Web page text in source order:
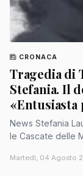
CRONACA
Tragedia di
Stefania. Il
«Entusiasta
News Stefania Laurenzi La gioia per una gita fuori porta verso
le Cascate delle
Martedì, 04 Agosto